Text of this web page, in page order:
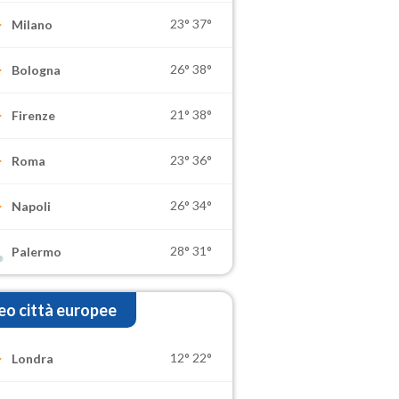
Milano 23° 37°
Bologna 26° 38°
Firenze 21° 38°
Roma 23° 36°
Napoli 26° 34°
Palermo 28° 31°
città europee
Londra 12° 22°